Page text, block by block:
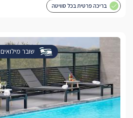
בריכה פרטית בכל סוויטה
שובר מילואים